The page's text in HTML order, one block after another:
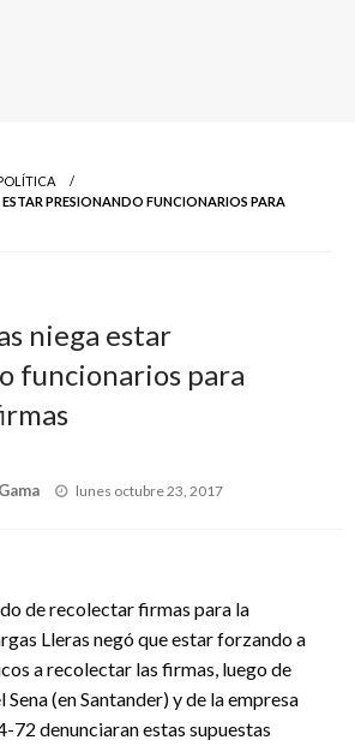
ESTAR PRESIONANDO FUNCIONARIOS PARA
niega estar
funcionarios para
Publicado
lunes octubre 23, 2017
de recolectar firmas para la
Lleras negó que estar forzando a
a recolectar las firmas, luego de
(en Santander) y de la empresa
72 denunciaran estas supuestas